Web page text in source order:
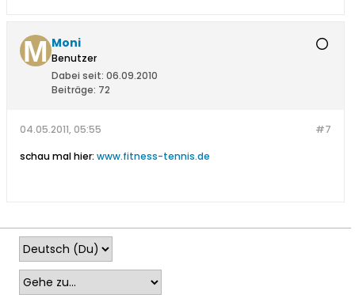
Moni
Benutzer
Dabei seit: 06.09.2010
Beiträge: 72
#7
04.05.2011, 05:55
schau mal hier: www.fitness-tennis.de